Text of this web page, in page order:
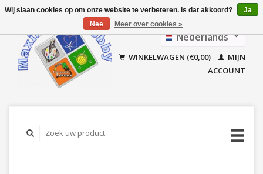
Nederlands
Français
WINKELWAGEN (€0,00)
MIJN
ACCOUNT
Wij slaan cookies op om onze website te verbeteren. Is dat akkoord?
Ja
Nee
Meer over cookies »